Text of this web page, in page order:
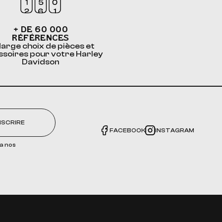
+ DE 60 000
RÉFÉRENCES
choix de pièces et
pour votre Harley
Davidson
nos
FACEBOOK INSTAGRAM